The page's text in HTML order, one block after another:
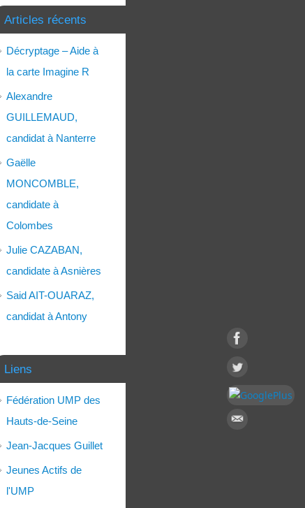
Articles récents
Décryptage – Aide à
la carte Imagine R
Alexandre
GUILLEMAUD,
candidat à Nanterre
Gaëlle
MONCOMBLE,
candidate à
Colombes
Julie CAZABAN,
candidate à Asnières
Said AIT-OUARAZ,
candidat à Antony
Liens
Fédération UMP des
Hauts-de-Seine
Jean-Jacques Guillet
Jeunes Actifs de
l'UMP